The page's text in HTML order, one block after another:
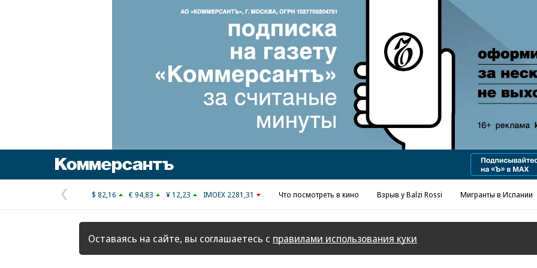
Реклама в «Ъ» www.kommersant.ru/ad
Предыдущая
страница
$ 82,16 € 94,83 ¥ 12,23 IMOEX 2281,31 Что посмотреть в кино Взрыв у Balzi Rossi Мигранты в Испании
Оставаясь на сайте, вы соглашаетесь с правилами использования куки